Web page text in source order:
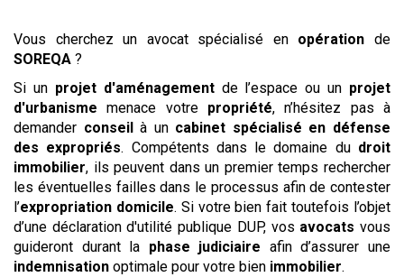
Vous cherchez un avocat spécialisé en opération de
SOREQA ?
Si un projet d'aménagementde l’espace ou un projet
d'urbanisme menace votre propriété, n’hésitez pas à
demander conseil à un cabinet spécialisé en défense
des expropriés. Compétents dans le domaine du droit
immobilier, ils peuvent dans un premier temps rechercher
les éventuelles failles dans le processus afin de contester
l’expropriation domicile. Si votre bien fait toutefois l’objet
d’une déclaration d'utilité publique DUP, vos avocats vous
guideront durant la phase judiciaire afin d’assurer une
indemnisation optimale pour votre bien immobilier.